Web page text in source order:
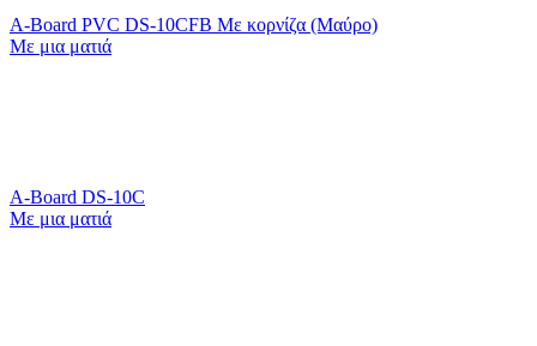
A-Board PVC DS-10CFB Mε κορνίζα (Μαύρο)
Με μια ματιά
A-Board DS-10C
Με μια ματιά